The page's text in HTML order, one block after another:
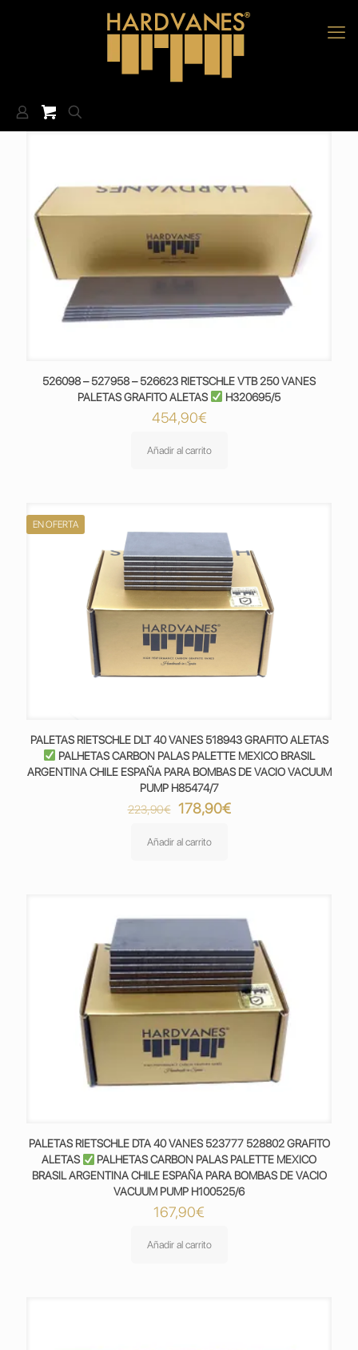
526098 – 527958 – 526623 RIETSCHLE VTB 250 VANES
PALETAS GRAFITO ALETAS
H320695/5
454,90€
Añadir al carrito
EN OFERTA
PALETAS RIETSCHLE DLT 40 VANES 518943 GRAFITO ALETAS
PALHETAS CARBON PALAS PALETTE MEXICO BRASIL
ARGENTINA CHILE ESPAÑA PARA BOMBAS DE VACIO VACUUM
PUMP H85474/7
223,90€ El
original
178,90€El
Añadir al carrito
PALETAS RIETSCHLE DTA 40 VANES 523777 528802 GRAFITO
ALETAS
PALHETAS CARBON PALAS PALETTE MEXICO
BRASIL ARGENTINA CHILE ESPAÑA PARA BOMBAS DE VACIO
VACUUM PUMP H100525/6
167,90€
Añadir al carrito